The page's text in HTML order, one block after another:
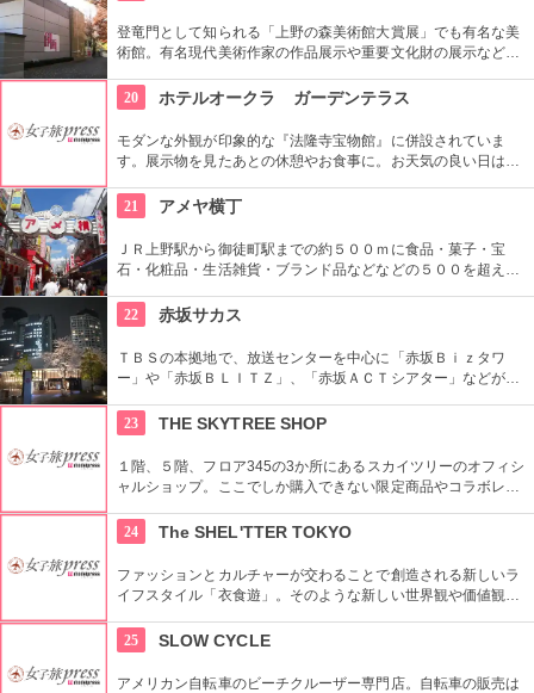
登竜門として知られる「上野の森美術館大賞展」でも有名な美
術館。有名現代美術作家の作品展示や重要文化財の展示など、
休めるのもいかが？
20 ホテルオークラ ガーデンテラス
モダンな外観が印象的な『法隆寺宝物館』に併設されていま
す。展示物を見たあとの休憩やお食事に。お天気の良い日はテ
が出ることもありますので、何度も訪れたいですね。
21 アメヤ横丁
ＪＲ上野駅から御徒町駅までの約５００ｍに食品・菓子・宝
石・化粧品・生活雑貨・ブランド品などなどの５００を超える
叩き売りがある。
22 赤坂サカス
ＴＢＳの本拠地で、放送センターを中心に「赤坂Ｂｉｚタワ
ー」や「赤坂ＢＬＩＴＺ」、「赤坂ＡＣＴシアター」などが揃
23
THE SKYTREE SHOP
１階、５階、フロア345の3か所にあるスカイツリーのオフィシ
ャルショップ。ここでしか購入できない限定商品やコラボレー
日本一高いところでの購入として記念に残る思い出に！
24 The SHEL'TTER TOKYO
ファッションとカルチャーが交わることで創造される新しいラ
イフスタイル「衣食遊」。そのような新しい世界観や価値観を
ど幅広い商品を扱っている。
25 SLOW CYCLE
アメリカン自転車のビーチクルーザー専門店。自転車の販売は